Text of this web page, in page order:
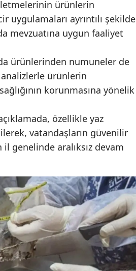
ürünlerin
uygulamaları ayrıntılı şekilde
mevzuatına uygun faaliyet
ürünlerinden numuneler de
ürünlerin
korunmasına yönelik
özellikle yaz
vatandaşların güvenilir
genelinde aralıksız devam